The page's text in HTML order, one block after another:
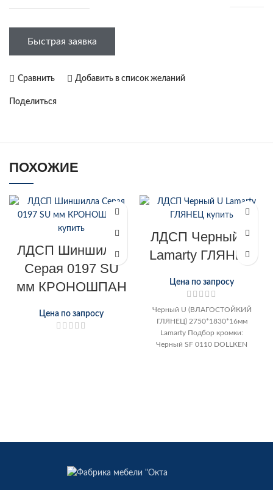
Быстрая заявка
Сравнить Добавить в список желаний
Поделиться
ПОХОЖИЕ
ЛДСП Шиншилла
Серая 0197 SU
мм КРОНОШПАН
Цена по запросу
ЛДСП Черный U
Lamarty ГЛЯНЕЦ
Цена по запросу
Черный U (ВЛАГОСТОЙКИЙ
ГЛЯНЕЦ) 2750*1830*16мм
Lamarty Подбор кромки:
Черный SF 0110 DOLLKEN